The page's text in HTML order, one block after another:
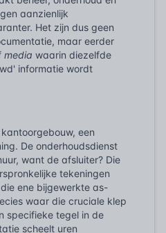
aanzienlijk
Het zijn dus geen
maar eerder
media waarin diezelfde
informatie wordt
een
De onderhoudsdienst
want de afsluiter? Die
tekeningen
ene bijgewerkte as-
waar die cruciale klep
specifieke tegel in de
scheelt uren